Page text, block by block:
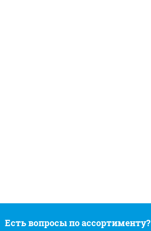
Есть вопросы по ассортименту?